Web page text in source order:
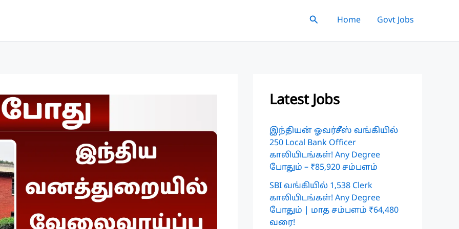
SearchHome Govt Jobs
Latest Jobs
இந்தியன் ஓவர்சீஸ் வங்கியில்
250 Local Bank Officer
காலியிடங்கள்! Any Degree
போதும் – ₹85,920 சம்பளம்
SBI வங்கியில் 1,538 Clerk
காலியிடங்கள்! Any Degree
போதும் | மாத சம்பளம் ₹64,480
வரை!